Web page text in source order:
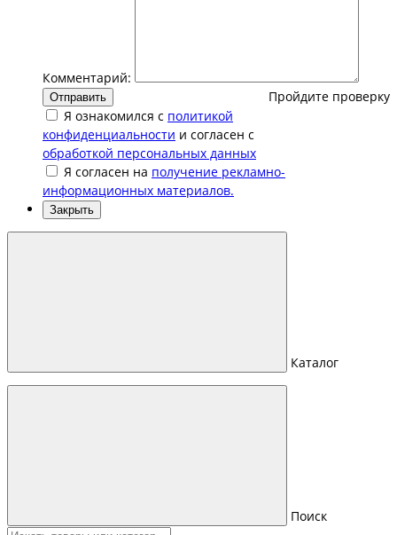
Комментарий:
Пройдите проверку
Отправить
Я ознакомился с политикой
конфиденциальности и согласен с
обработкой персональных данных
Я согласен на получение рекламно-
информационных материалов.
Закрыть
Каталог
Поиск